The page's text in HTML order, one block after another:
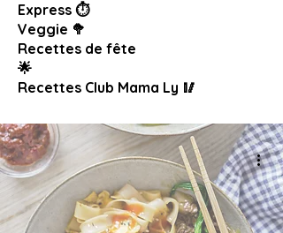
Express ⏱️
Veggie 🥦
Recettes de fête
🌟
Recettes Club Mama Ly 🥢